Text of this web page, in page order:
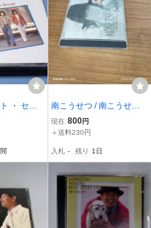
・ セレ
枚組 / 神
れ・赤ち
南こうせつ / 南こうせ
つ・ベストヒット
現在 800円
＋送料230円
入札 - 残り 1日